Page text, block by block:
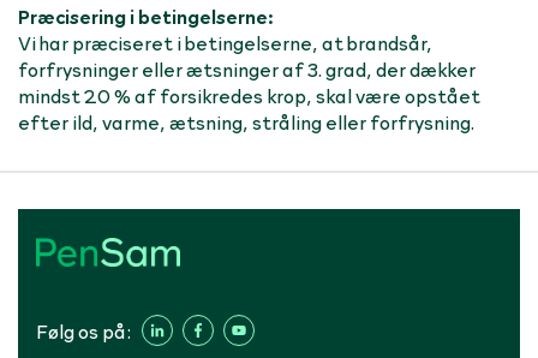
Præcisering i betingelserne:
Vi har præciseret i betingelserne, at brandsår,
forfrysninger eller ætsninger af 3. grad, der dækker
mindst 20 % af forsikredes krop, skal være opstået
efter ild, varme, ætsning, stråling eller forfrysning.
Følg os på: